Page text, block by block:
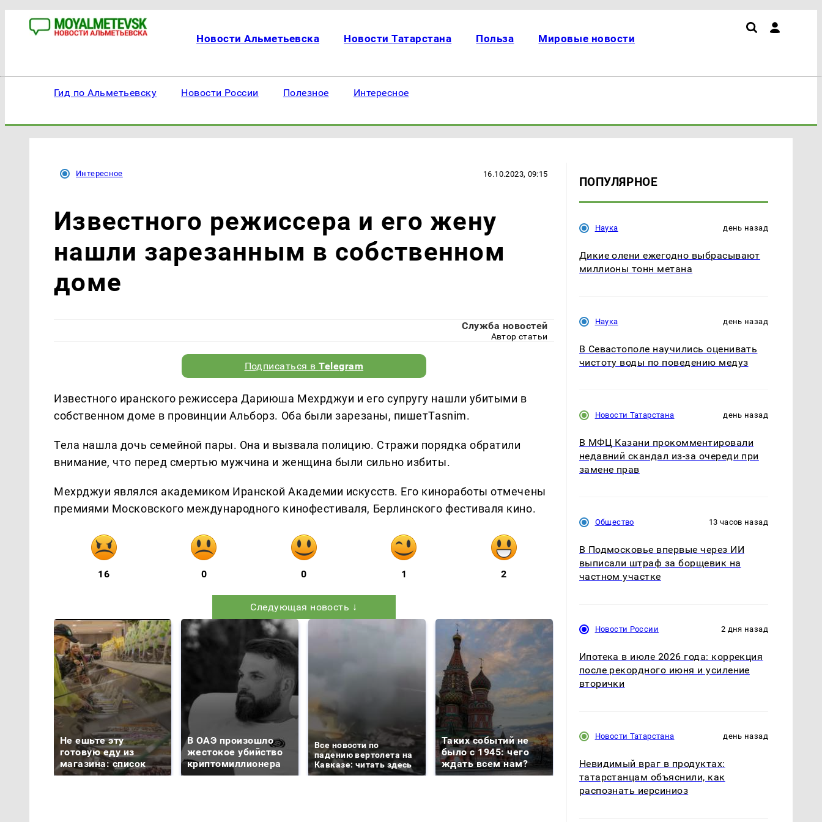
Новости Альметьевска Новости Татарстана Польза Мировые новости
Гид по Альметьевску Новости России Полезное Интересное
Интересное 16.10.2023, 09:15
Известного режиссера и его жену
нашли зарезанным в собственном
доме
Служба новостей
Автор статьи
Подписаться вTelegram
Известного иранского режиссера Дариюша Мехрджуи и его супругу нашли убитыми в
собственном доме в провинции Альборз. Оба были зарезаны, пишетTasnim.
Тела нашла дочь семейной пары. Она и вызвала полицию. Стражи порядка обратили
внимание, что перед смертью мужчина и женщина были сильно избиты.
Мехрджуи являлся академиком Иранской Академии искусств. Его киноработы отмечены
премиями Московского международного кинофестиваля, Берлинского фестиваля кино.
16 0 0 1 2
Следующая новость ↓
Не ешьте эту
готовую еду из
магазина: список
В ОАЭ произошло
жестокое убийство
криптомиллионера
Все новости по
падению вертолета на
Кавказе: читать здесь
Таких событий не
было с 1945: чего
ждать всем нам?
продукта: что купить?
полицейскую
подожгли.
ПОПУЛЯРНОЕ
Наука день назад
Дикие олени ежегодно выбрасывают
миллионы тонн метана
Наука день назад
В Севастополе научились оценивать
чистоту воды по поведению медуз
Новости Татарстана день назад
В МФЦ Казани прокомментировали
недавний скандал из-за очереди при
замене прав
Общество 13 часов назад
В Подмосковье впервые через ИИ
выписали штраф за борщевик на
частном участке
Новости России 2 дня назад
Ипотека в июле 2026 года: коррекция
после рекордного июня и усиление
вторички
Новости Татарстана день назад
Невидимый враг в продуктах:
татарстанцам объяснили, как
распознать иерсиниоз